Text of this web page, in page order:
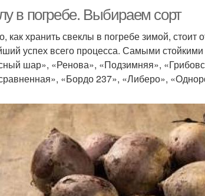
в погребе. Выбираем сорт
как хранить свеклы в погребе зимой, стоит
успех всего процесса. Самыми
шар», «Ренова», «Подзимняя»,
«Бордо 237», «Либеро»,